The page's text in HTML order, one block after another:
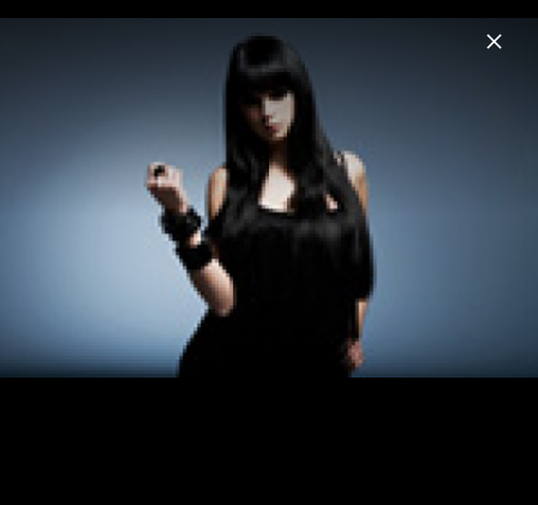
Menu
News Musik Videos Fotos
Bilder vom "Für Immer" Videodreh